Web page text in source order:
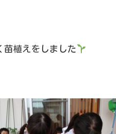
苗植えをしました